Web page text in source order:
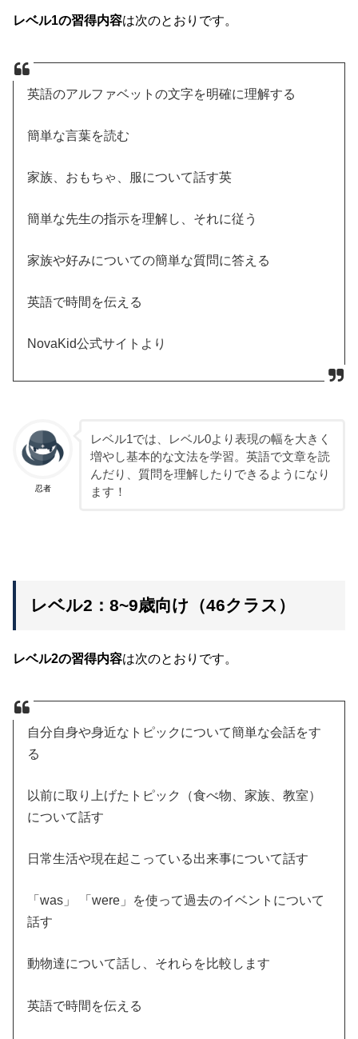
レベル1の習得内容は次のとおりです。
英語のアルファベットの文字を明確に理解する
簡単な言葉を読む
家族、おもちゃ、服について話す英
簡単な先生の指示を理解し、それに従う
家族や好みについての簡単な質問に答える
英語で時間を伝える
NovaKid公式サイトより
忍者
レベル1では、レベル0より表現の幅を大きく
増やし基本的な文法を学習。英語で文章を読
んだり、質問を理解したりできるようになり
ます！
レベル2：8~9歳向け（46クラス）
レベル2の習得内容は次のとおりです。
自分自身や身近なトピックについて簡単な会話をす
る
以前に取り上げたトピック（食べ物、家族、教室）
について話す
日常生活や現在起こっている出来事について話す
「was」 「were」を使って過去のイベントについて
話す
動物達について話し、それらを比較します
英語で時間を伝える